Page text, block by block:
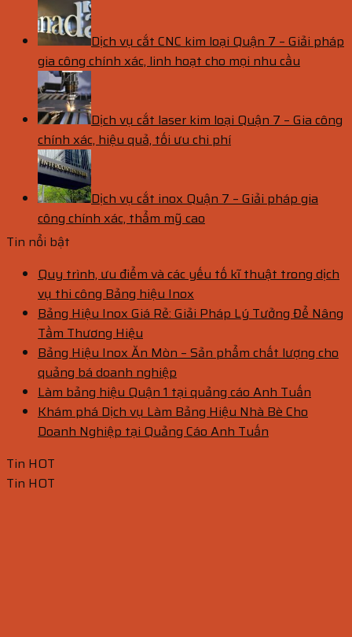
Dịch vụ cắt CNC kim loại Quận 7 – Giải pháp
gia công chính xác, linh hoạt cho mọi nhu cầu
Dịch vụ cắt laser kim loại Quận 7 – Gia công
chính xác, hiệu quả, tối ưu chi phí
Dịch vụ cắt inox Quận 7 – Giải pháp gia
công chính xác, thẩm mỹ cao
Tin nổi bật
Quy trình, ưu điểm và các yếu tố kĩ thuật trong dịch
vụ thi công Bảng hiệu Inox
Bảng Hiệu Inox Giá Rẻ: Giải Pháp Lý Tưởng Để Nâng
Tầm Thương Hiệu
Bảng Hiệu Inox Ăn Mòn – Sản phẩm chất lượng cho
quảng bá doanh nghiệp
Làm bảng hiệu Quận 1 tại quảng cáo Anh Tuấn
Khám phá Dịch vụ Làm Bảng Hiệu Nhà Bè Cho
Doanh Nghiệp tại Quảng Cáo Anh Tuấn
Tin HOT
Tin HOT